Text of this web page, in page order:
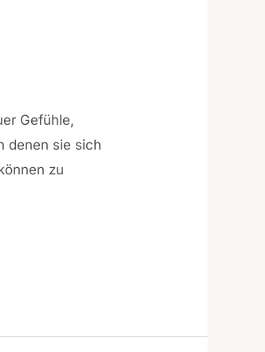
Gefühle,
denen sie sich
zu